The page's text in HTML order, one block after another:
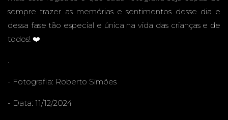
GRAND
sempre trazer as memórias e sentimentos desse dia e
dessa fase tão especial e única na vida das crianças e de
todos! ❤️
.
- Fotografia: Roberto Simões
- Data: 11/12/2024